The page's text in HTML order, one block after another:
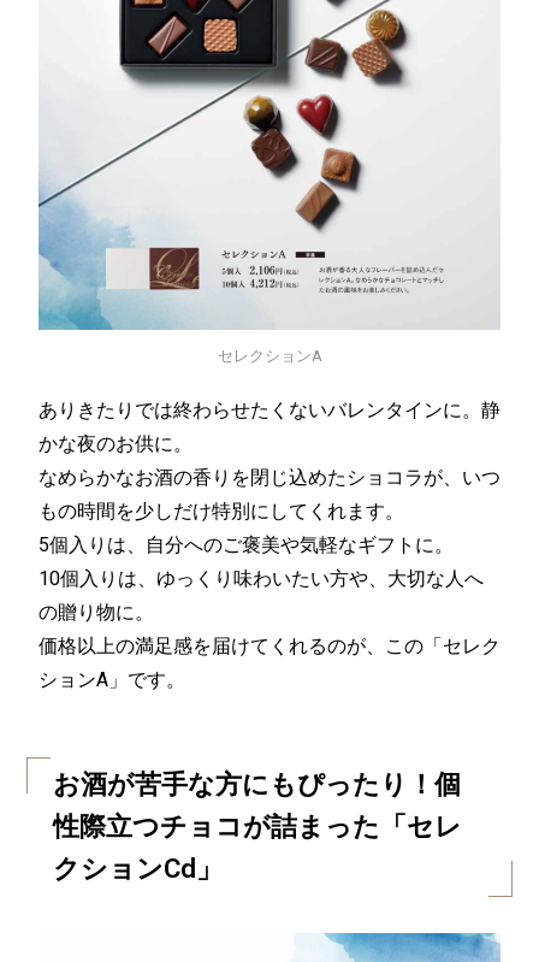
セレクションA
ありきたりでは終わらせたくないバレンタインに。静
かな夜のお供に。
なめらかなお酒の香りを閉じ込めたショコラが、いつ
もの時間を少しだけ特別にしてくれます。
5個入りは、自分へのご褒美や気軽なギフトに。
10個入りは、ゆっくり味わいたい方や、大切な人へ
の贈り物に。
価格以上の満足感を届けてくれるのが、この「セレク
ションA」です。
お酒が苦手な方にもぴったり！個
性際立つチョコが詰まった「セレ
クションCd」